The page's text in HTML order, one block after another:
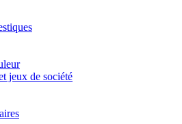
jeux de société